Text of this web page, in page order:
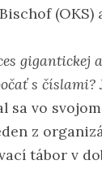
(OKS)
gigantickej
s číslami?
sa vo
z
tábor v